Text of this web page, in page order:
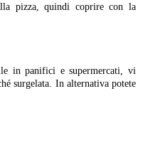
pizza, quindi coprire con la
in panifici e supermercati, vi
surgelata. In alternativa potete